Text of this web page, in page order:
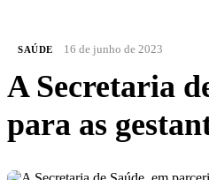
SAÚDE 16 de junho de 2023
A Secretaria
para as